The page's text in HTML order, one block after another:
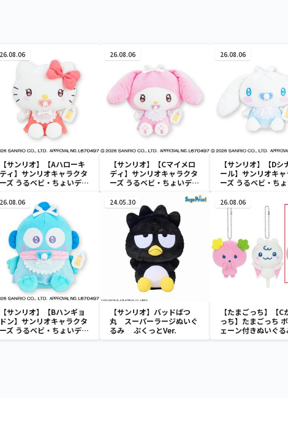
26.08.06
【サンリオ】【Aハローキ
ティ】サンリオキャラクタ
ーズ うるベビ・ちょいデカ
26.08.06
【サンリオ】【Cマイメロ
ディ】サンリオキャラクタ
ーズ うるベビ・ちょいデカ
26.08.06
【サンリオ】【Dシ
ール】サンリオキャ
ーズ うるベビ・ち
26.08.06
【サンリオ】【Bハンギョ
ドン】サンリオキャラクタ
ーズ うるベビ・ちょいデカ
ドール
24.05.30
【サンリオ】バッドばつ
丸 スーパーラージぬいぐ
るみ ぷくっとVer.
26.08.06
【たまごっち】【C
っち】たまごっち
ェーン付きぬいぐ
Tamagotchi